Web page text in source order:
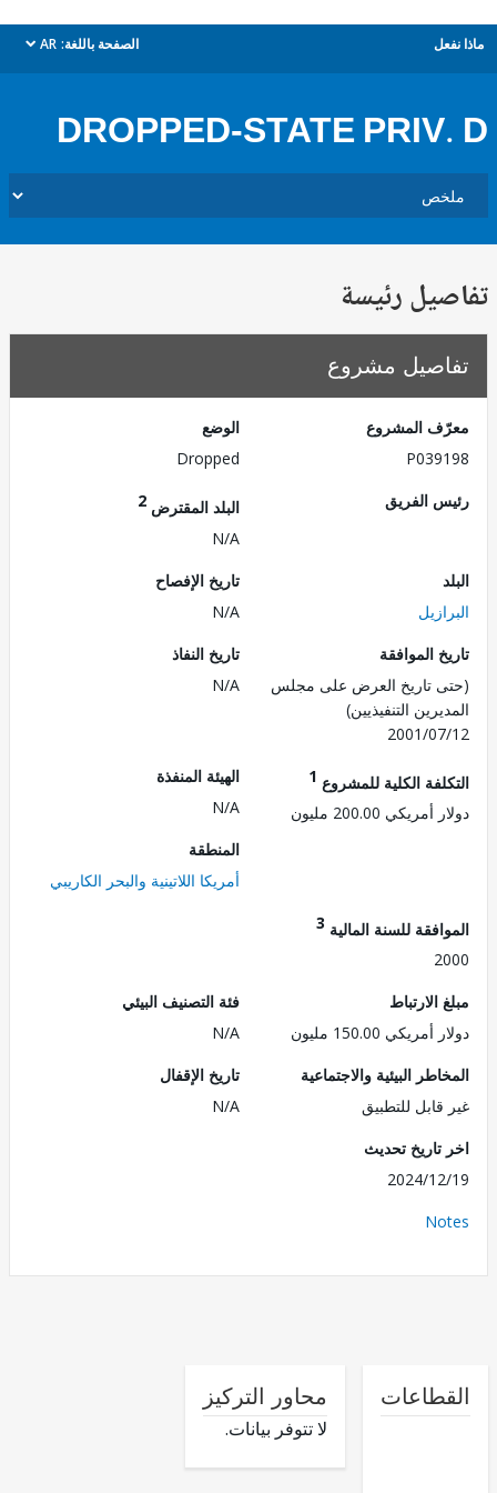
الصفحة باللغة: AR
dropdown
DROPPED-STATE
رئيسة
مشروع
المشروع
Dropped
الفريق
البلد المقترض
تاريخ الإفصاح
الموافقة
تاريخ العرض على مجلس
التنفيذيين)
2001/
تاريخ النفاذ
N/A
الكلية للمشروع1
200.00 مليون
الهيئة المنفذة
أمريكا اللاتينية والبحر الكاريبي
للسنة المالية3
150.00 مليون
فئة التصنيف البيئي
N/A
البيئية والاجتماعية
للتطبيق
تاريخ الإقفال
تحديث
2024/
محاور التركيز
لا تتوفر بيانات.